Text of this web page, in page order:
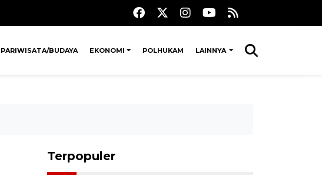
PARIWISATA/BUDAYA EKONOMI POLHUKAM LAINNYA
Terpopuler